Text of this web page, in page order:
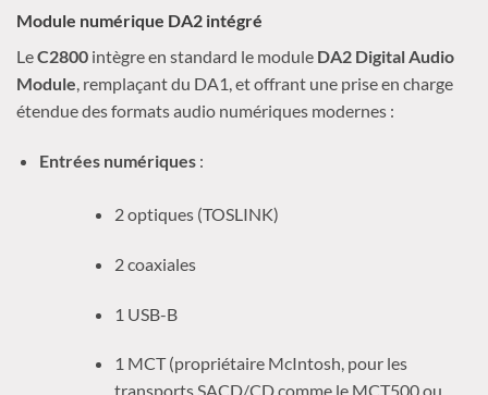
Module numérique DA2 intégré
LeC2800 intègre en standard le module DA2 Digital Audio
Module, remplaçant du DA1, et offrant une prise en charge
étendue des formats audio numériques modernes :
Entrées numériques:
2 optiques (TOSLINK)
2 coaxiales
1 USB-B
1 MCT (propriétaire McIntosh, pour les
transports SACD/CD comme le MCT500 ou